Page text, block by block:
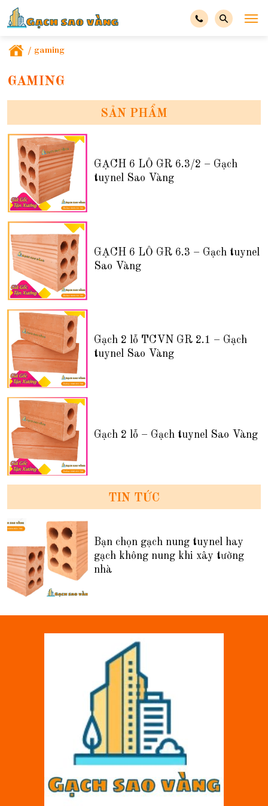
/ gaming
GAMING
SẢN PHẨM
GẠCH 6 LỖ GR 6.3/2 – Gạch
tuynel Sao Vàng
GẠCH 6 LỖ GR 6.3 – Gạch tuynel
Sao Vàng
Gạch 2 lỗ TCVN GR 2.1 – Gạch
tuynel Sao Vàng
Gạch 2 lỗ – Gạch tuynel Sao Vàng
TIN TỨC
Bạn chọn gạch nung tuynel hay
gạch không nung khi xây tường
nhà